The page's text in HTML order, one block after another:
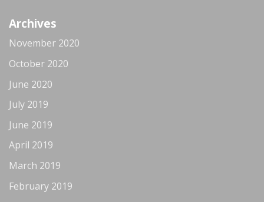
Archives
November 2020
October 2020
June 2020
July 2019
June 2019
April 2019
March 2019
February 2019